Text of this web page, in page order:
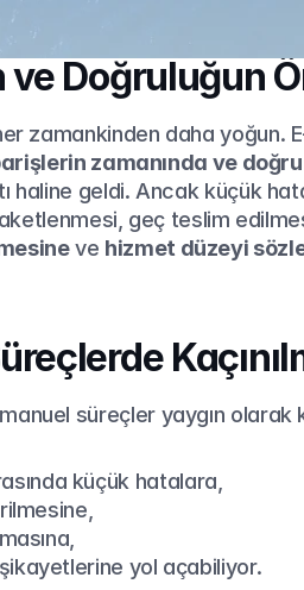
Doğruluğun
zamankinden daha yoğun.
zamanında ve
haline geldi. Ancak küçük
ve hizmet düzeyi
süreçler yaygın olarak
küçük hatalara,
yol açabiliyor.